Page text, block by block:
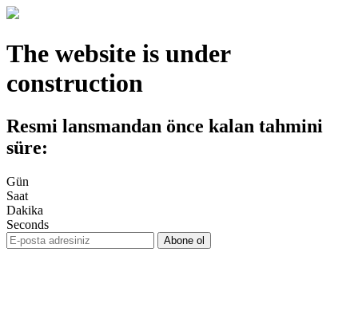
The website is under
construction
Resmi lansmandan önce kalan tahmini
süre:
Gün
Saat
Dakika
Seconds